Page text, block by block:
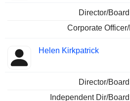
Director/
Corporate
Helen Kirkpatrick
Director/
Independent Dir/